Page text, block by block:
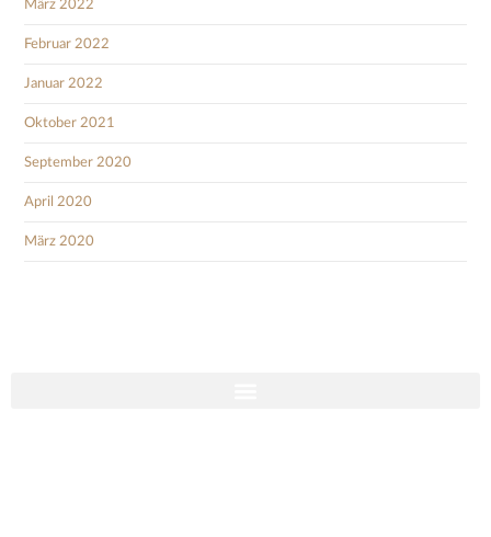
März 2022
Februar 2022
Januar 2022
Oktober 2021
September 2020
April 2020
März 2020